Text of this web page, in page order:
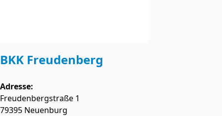
BKK Freudenberg
Adresse:
Freudenbergstraße 1
79395 Neuenburg